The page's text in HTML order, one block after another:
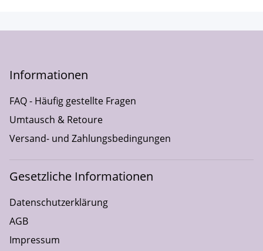
Informationen
FAQ - Häufig gestellte Fragen
Umtausch & Retoure
Versand- und Zahlungsbedingungen
Gesetzliche Informationen
Datenschutzerklärung
AGB
Impressum